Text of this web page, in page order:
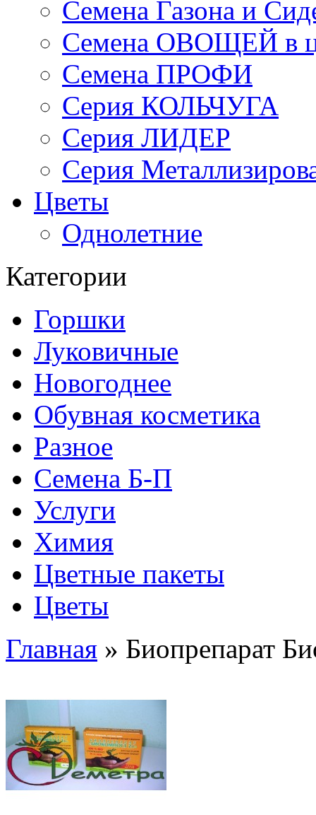
Семена Газона и
Семена ОВОЩЕЙ в
Семена ПРОФИ
Серия КОЛЬЧУГА
Серия ЛИДЕР
Серия
Цветы
Однолетние
Категории
Горшки
Луковичные
Новогоднее
Обувная косметика
Разное
Семена Б-П
Услуги
Химия
Цветные пакеты
Цветы
Главная » Биопрепарат